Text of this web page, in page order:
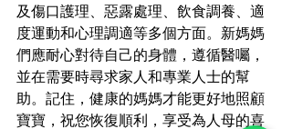
及傷口護理、惡露處理、飲食調養、適
度運動和心理調適等多個方面。新媽媽
們應耐心對待自己的身體，遵循醫囑，
並在需要時尋求家人和專業人士的幫
助。記住，健康的媽媽才能更好地照顧
寶寶，祝您恢復順利，享受為人母的喜